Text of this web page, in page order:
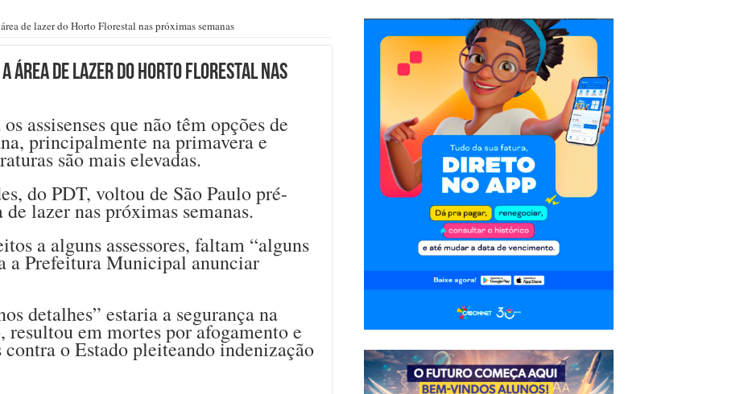
de lazer do Horto Florestal nas próximas semanas
área de lazer do Horto Florestal nas
assisenses que não têm opções de
principalmente na primavera e
são mais elevadas.
do PDT, voltou de São Paulo pré-
lazer nas próximas semanas.
a alguns assessores, faltam “alguns
a Prefeitura Municipal anunciar
detalhes” estaria a segurança na
resultou em mortes por afogamento e
o Estado pleiteando indenização